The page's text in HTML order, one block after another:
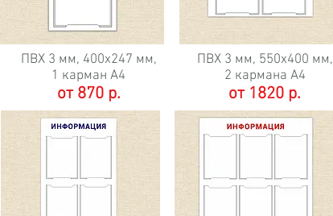
ПВХ 3 мм, 400х247 мм,
1 карман А4
от 870 р.
ПВХ 3 мм, 550х400 мм,
2 кармана А4
от 1820 р.